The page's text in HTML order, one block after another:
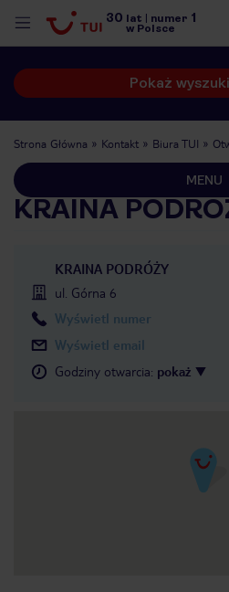
30 lat numer 1
w Polsce
Pokaż
Strona Główna Kontakt Biura TUI
MENU
KRAINA
KRAINA PODRÓŻY
ul. Górna 6
Wyświetl numer
Wyświetl email
Godziny otwarcia: pokaż